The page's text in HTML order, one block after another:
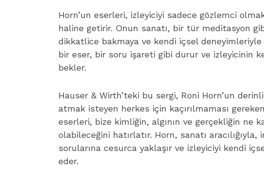
Horn’un eserleri, izleyiciyi sadece gözlemci
haline getirir. Onun sanatı, bir tür meditasyon
dikkatlice bakmaya ve kendi içsel
bir eser, bir soru işareti gibi durur ve izleyicinin
bekler.
Hauser & Wirth’teki bu sergi, Roni Horn’un
atmak isteyen herkes için kaçırılmaması
eserleri, bize kimliğin, algının ve gerçekliğin ne
olabileceğini hatırlatır. Horn, sanatı
sorularına cesurca yaklaşır ve izleyiciyi kendi
eder.